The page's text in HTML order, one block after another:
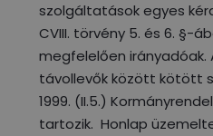
szolgáltatások egyes
CVIII. törvény 5. és 6. §-
megfelelően irányadóak.
távollevők között kötött
1999. (II.5.)
tartozik. Honlap